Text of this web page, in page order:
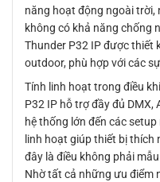
năng hoạt động ngoài
không có khả năng chống
Thunder P32 IP được thiết
outdoor, phù hợp với các
Tính linh hoạt trong điều
P32 IP hỗ trợ đầy đủ
hệ thống lớn đến các
linh hoạt giúp thiết bị thích
đây là điều không phải
Nhờ tất cả những ưu điểm